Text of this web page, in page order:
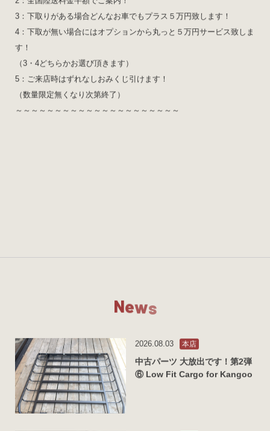
3：下取りがある場合どんなお車でもプラス５万円致します！
4：下取が無い場合にはオプションから丸っと５万円サービス致しま
す！
（3・4どちらかお選び頂きます）
5：ご来店時はずれなしおみくじ引けます！
（数量限定無くなり次第終了）
～～～～～～～～～～～～～～～～～～～～～
News
2026.08.03 本店
中古パーツ 大放出です！第2弾
⑥ Low Fit Cargo for Kangoo